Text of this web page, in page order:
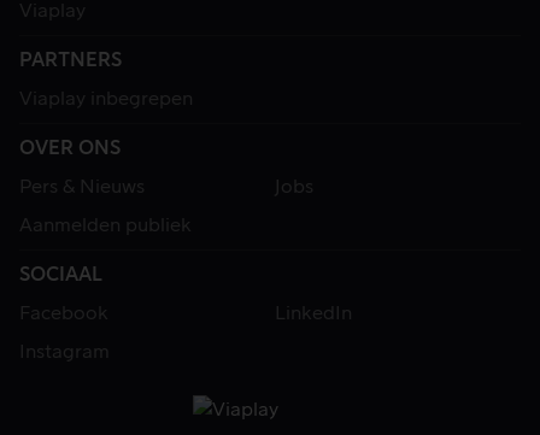
Viaplay
PARTNERS
Viaplay inbegrepen
OVER ONS
Pers & Nieuws
Jobs
Aanmelden publiek
SOCIAAL
Facebook
LinkedIn
Instagram